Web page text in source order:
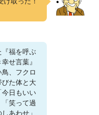
『福を呼ぶ
せ言葉』
、フクロ
びた体と大
今日もいい
「笑って過
あわせ」